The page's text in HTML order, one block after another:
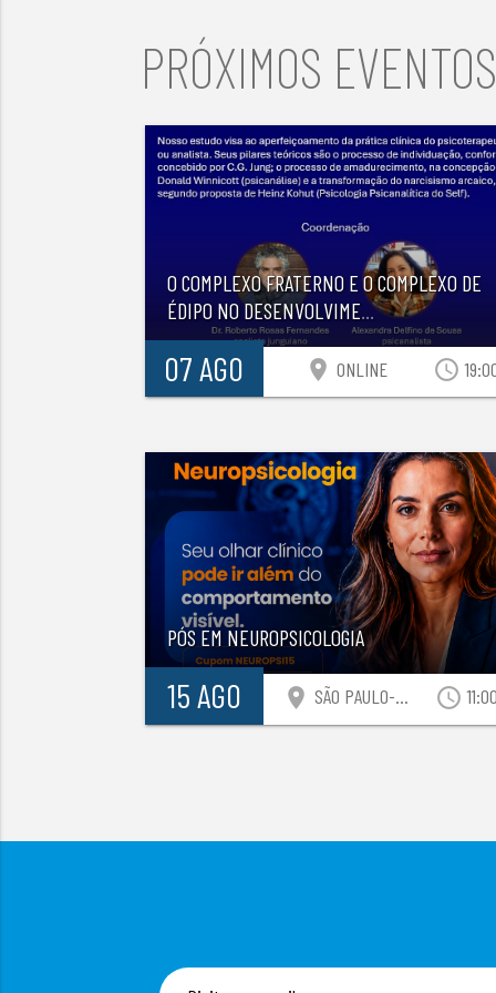
PRÓXIMOS EVENTOS
O COMPLEXO FRATERNO E O COMPLEXO DE
ÉDIPO NO DESENVOLVIME...
07 AGO location_on ONLINE access_time
PÓS EM NEUROPSICOLOGIA
15 AGO location_on SÃO PAULO-SP access_time